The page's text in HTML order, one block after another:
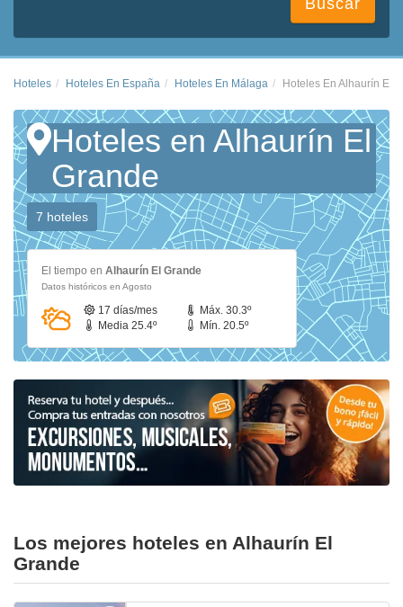
Hoteles Hoteles En España Hoteles En Málaga Hoteles En Alhaurín El
Hoteles en Alhaurín El
Grande
7 hoteles
El tiempo en Alhaurín El Grande
Datos históricos en Agosto
17 días/mes
Máx. 30.3º
Media 25.4º
Mín. 20.5º
Los mejores hoteles en Alhaurín El
Grande